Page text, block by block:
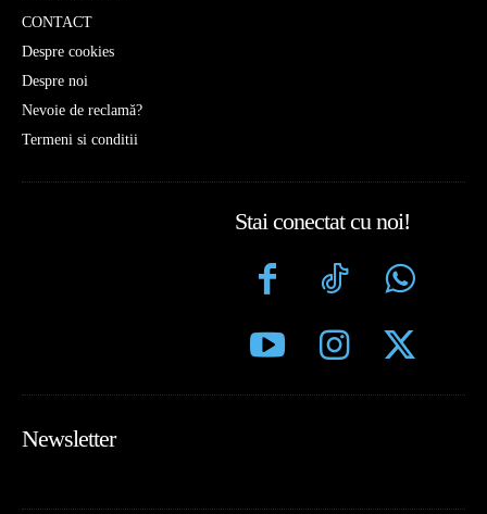
CONTACT
Despre cookies
Despre noi
Nevoie de reclamă?
Termeni si conditii
Stai conectat cu noi!
Newsletter